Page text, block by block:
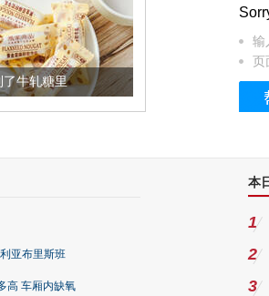
被列入佛家七宝的它到底有多美？
输
页
亚布里斯班
高 车厢内缺氧
本
1
2
3